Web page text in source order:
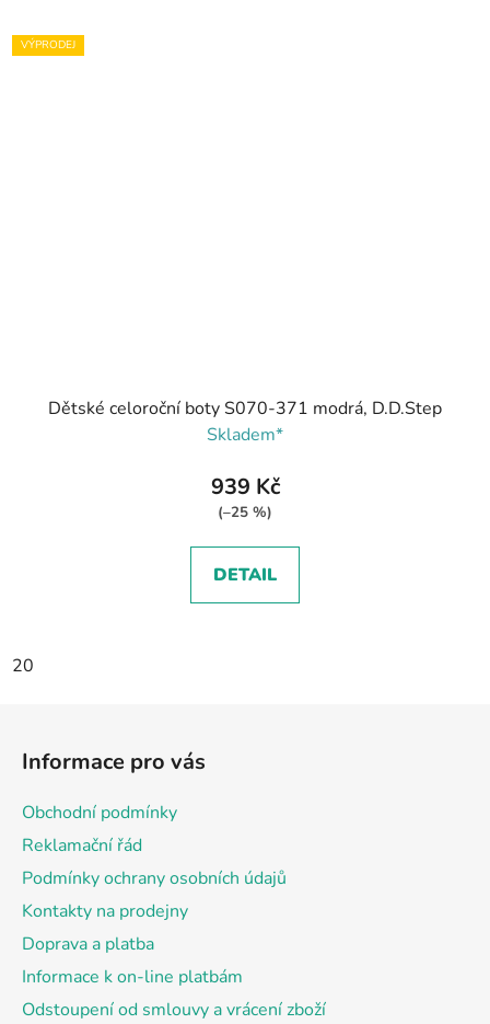
VÝPRODEJ
Dětské celoroční boty S070-371 modrá, D.D.Step
Skladem*
939 Kč
(–25 %)
DETAIL
20
Informace pro vás
Obchodní podmínky
Reklamační řád
Podmínky ochrany osobních údajů
Kontakty na prodejny
Doprava a platba
Informace k on-line platbám
Odstoupení od smlouvy a vrácení zboží